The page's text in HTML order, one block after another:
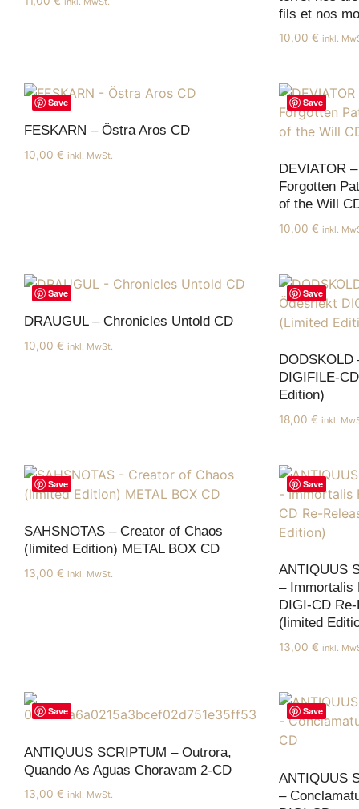
fils et nos
10,00 € inkl.
Save
FESKARN – Östra Aros CD
10,00 € inkl. MwSt.
Save
DEVIATOR
Forgotten
of the Will
10,00 € inkl.
Save
DRAUGUL – Chronicles Untold CD
10,00 € inkl. MwSt.
Save
DIGIFILE-
Edition)
18,00 € inkl.
Save
SAHSNOTAS – Creator of Chaos
(limited Edition) METAL BOX CD
13,00 € inkl. MwSt.
Save
ANTIQUUS
– Immortalis
DIGI-CD
(limited
13,00 € inkl.
Save
ANTIQUUS SCRIPTUM – Outrora,
Quando As Aguas Choravam 2-CD
13,00 € inkl. MwSt.
Save
ANTIQUUS
–